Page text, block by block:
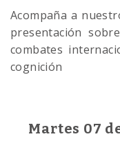
Acompaña a
presentación
combates
cognición
Martes 07